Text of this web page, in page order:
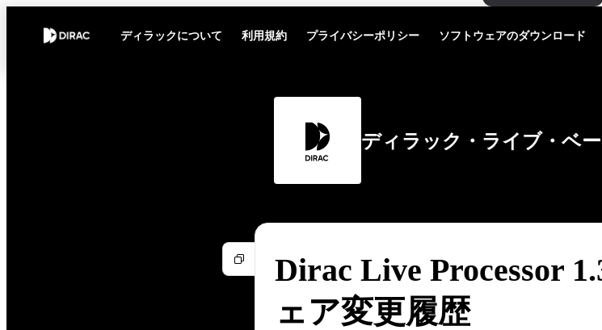
ディラックについて 利用規約 プライバシーポリシー ソフトウェアのダウンロード
ディラック・ライブ・ベ
Dirac Live Processor
ェア変更履歴